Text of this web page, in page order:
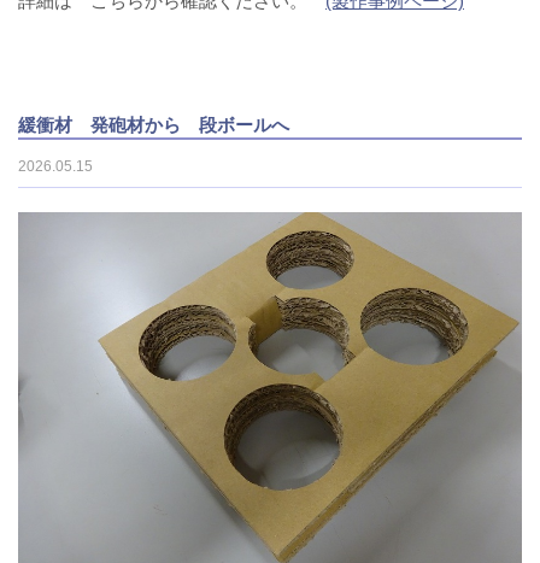
緩衝材 発砲材から 段ボールへ
2026.05.15